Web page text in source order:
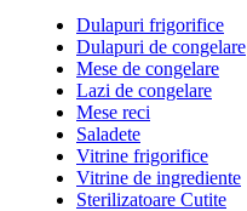
Dulapuri frigorifice
Dulapuri de congelare
Mese de congelare
Lazi de congelare
Mese reci
Saladete
Vitrine frigorifice
Vitrine de ingrediente
Sterilizatoare Cutite